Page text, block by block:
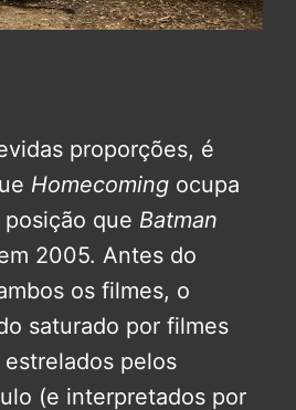
proporções, é
Homecoming ocupa
que Batman
2005. Antes do
os filmes, o
saturado por filmes
pelos
(e interpretados por